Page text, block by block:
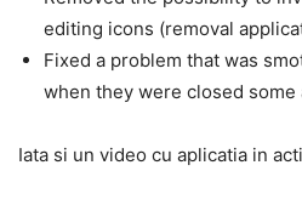
editing icons (removal
Fixed a problem that was
when they were closed some
Iata si un video cu aplicatia in